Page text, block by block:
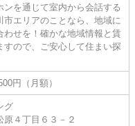
を通じて室内から会話する
市エリアのことなら、地域に
わせを！確かな地域情報と賃
ので、ご安心して住まい探
円（月額）
グ
４丁目６３－２